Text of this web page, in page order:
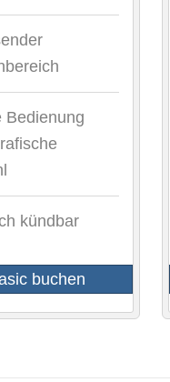
Bedienung
kündbar
buchen